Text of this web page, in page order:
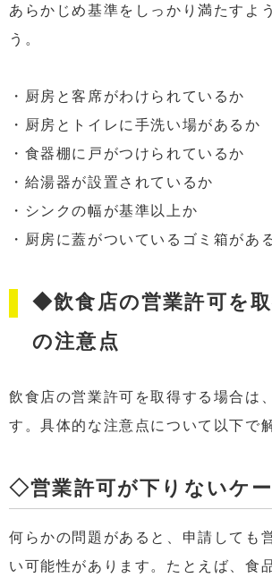
あらかじめ基準をしっかり満たすよ
う。
・厨房と客席がわけられているか
・厨房とトイレに手洗い場があるか
・食器棚に戸がつけられているか
・給湯器が設置されているか
・シンクの幅が基準以上か
・厨房に蓋がついているゴミ箱があ
◆飲食店の営業許可を
の注意点
飲食店の営業許可を取得する場合は
す。具体的な注意点について以下で
◇営業許可が下りないケ
何らかの問題があると、申請しても
い可能性があります。たとえば、食